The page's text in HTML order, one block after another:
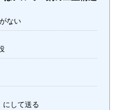
ない
にして送る